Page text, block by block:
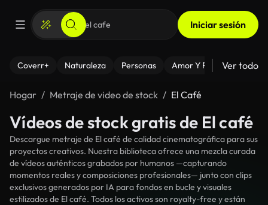
Iniciar sesión
Coverr+ Naturaleza Personas Amor Y Relaciones
Ver todo
Hogar Metraje de video de stock El Café
Vídeos de stock gratis de El café
Descargue metraje de El café de calidad cinematográfica para sus
proyectos creativos. Nuestra biblioteca ofrece una mezcla curada
de vídeos auténticos grabados por humanos —capturando
momentos reales y composiciones profesionales— junto con clips
exclusivos generados por IA para fondos en bucle y visuales
estilizados de El café. Todos los activos son royalty-free y están